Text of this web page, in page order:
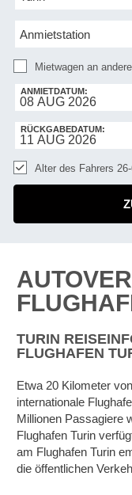
Mietwagen an
ANMIETDATUM:
RÜCKGABEDATUM:
Alter des Fahrers
TURIN
FLUGHAFEN
Etwa 20 Kilometer
internationale
Millionen Passagiere
Flughafen Turin
am Flughafen Turin
die öffentlichen